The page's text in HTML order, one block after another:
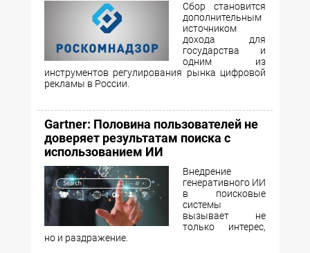
Сбор становится
дополнительным
источником
дохода для
государства и
одним из
инструментов регулирования рынка цифровой
рекламы в России.
Gartner: Половина пользователей не
доверяет результатам поиска с
использованием ИИ
Внедрение
генеративного ИИ
в поисковые
системы
вызывает не
только интерес,
но и раздражение.